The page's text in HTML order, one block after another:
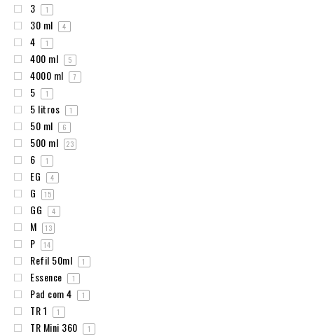
3 1
30 ml 4
4 1
400 ml 5
4000 ml 7
5 1
5 litros 1
50 ml 6
500 ml 23
6 1
EG 4
G 15
GG 4
M 13
P 14
Refil 50ml 1
Essence 1
Pad com 4 1
TR 1 1
TR Mini 360 1